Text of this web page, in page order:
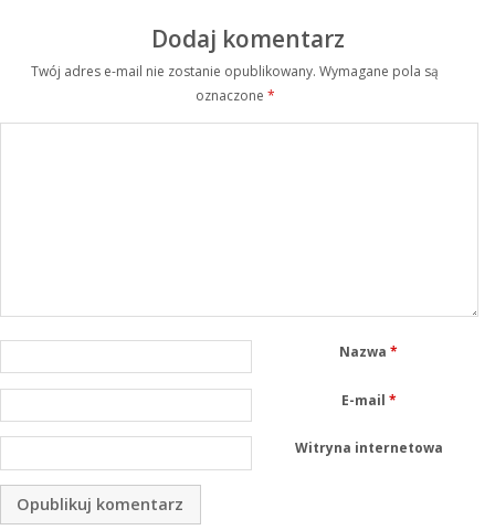
Dodaj komentarz
Twój adres e-mail nie zostanie opublikowany. Wymagane pola są
oznaczone *
Nazwa*
E-mail *
Witryna internetowa